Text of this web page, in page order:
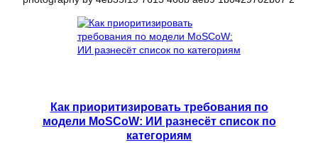
Как приоритизировать требования по
модели MoSCoW: ИИ разнесёт список по
категориям